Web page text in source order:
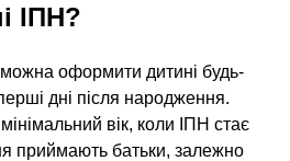
ІПН?
можна оформити дитині будь-
дні після народження.
вік, коли ІПН стає
приймають батьки, залежно